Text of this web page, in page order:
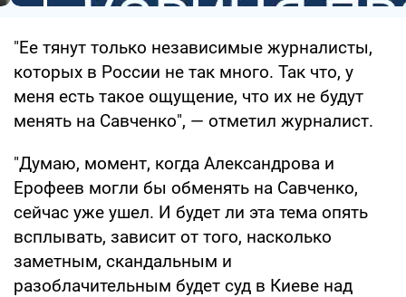
"Ее тянут только независимые журналисты,
которых в России не так много. Так что, у
меня есть такое ощущение, что их не будут
менять на Савченко", — отметил журналист.
"Думаю, момент, когда Александрова и
Ерофеев могли бы обменять на Савченко,
сейчас уже ушел. И будет ли эта тема опять
всплывать, зависит от того, насколько
заметным, скандальным и
разоблачительным будет суд в Киеве над